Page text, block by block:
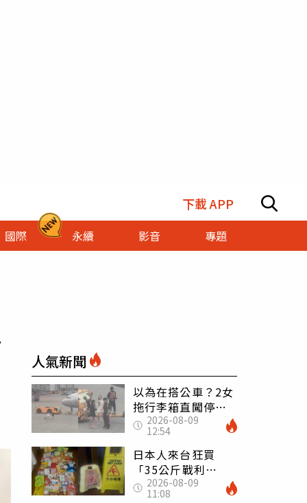
下載 APP
國際 永續 影音 專題
人氣新聞
以為在搭公車？2女
拖行李箱直闖停機
坪「揮手攔機」
荒謬影片曝網傻眼
2026-08-09
12:54
日本人來台狂買
「35公斤戰利
品」 連拜拜用紅
盤、「小心地滑」
2026-08-09
11:08